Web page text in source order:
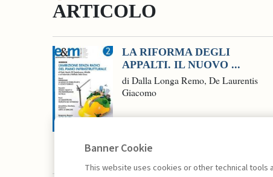
ARTICOLO
LA RIFORMA DEGLI
APPALTI. IL NUOVO ...
di Dalla Longa Remo, De Laurentis
Giacomo
Banner Cookie
This website uses cookies or other technical tools